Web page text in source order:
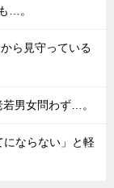
…。
ら見守っている
男女問わず…。
にならない」と軽